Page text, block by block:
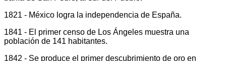
1821 - México logra la independencia de España.
1841 - El primer censo de Los Ángeles muestra una
población de 141 habitantes.
1842 - Se produce el primer descubrimiento de oro en